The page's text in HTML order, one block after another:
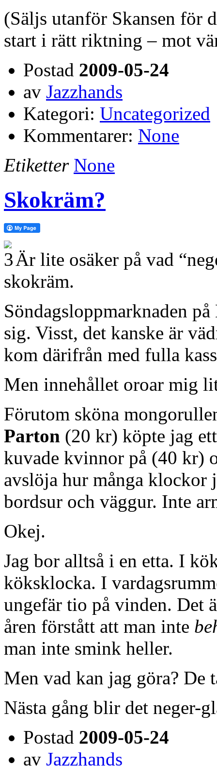
(Säljs utanför Skansen för
start i rätt riktning – mot
Postad 2009-05-24
av Jazzhands
Kategori: Uncategorized
Kommentarer: None
Etiketter None
Skokräm?
Är lite osäker på vad
skokräm.
Söndagsloppmarknaden
sig. Visst, det kanske är
kom därifrån med fulla
Men innehållet oroar mig
Förutom sköna
Parton (20 kr) köpte jag
kuvade kvinnor på (40 kr)
avslöja hur många klockor
bordsur och väggur. Inte
Okej.
Jag bor alltså i en etta. I
köksklocka. I
ungefär tio på vinden. Det
åren förstått att man inte
man inte smink heller.
Men vad kan jag göra?
Nästa gång blir det neger-
Postad 2009-05-24
av Jazzhands